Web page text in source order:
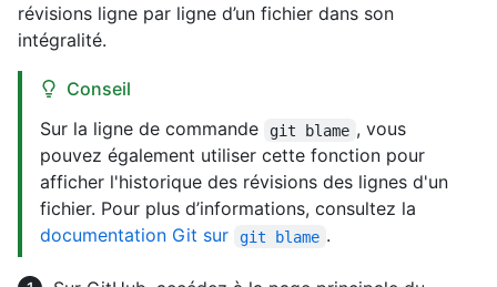
révisions ligne par ligne d’un fichier dans son
intégralité.
Conseil
Sur la ligne de commande
git blame , vous
pouvez également utiliser cette fonction pour
afficher l'historique des révisions des lignes d'un
fichier. Pour plus d’informations, consultez la
documentation Git sur
git blame .